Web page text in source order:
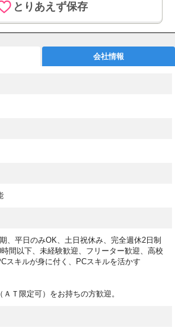
り
度として速払いサービス(日払いサービス)
ポート！
！来社不要で、スキマ時間に登録できま
たお仕事をご紹介！スムーズに進めば、
社は不要です！）
お電話またはメールにてご案内
とりあえず保存
会社情報
、平日のみOK、土日祝休み、完全週休2日制
間以下、未経験歓迎、フリーター歓迎、高校
スキルが身に付く、PCスキルを活かす
Ｔ限定可）をお持ちの方歓迎。